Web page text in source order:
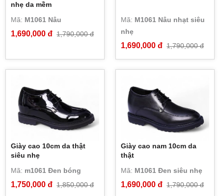
nhẹ da mềm
Mã: M1061 Nâu
1,690,000 đ 1,790,000 đ
Mã: M1061 Nâu nhạt siêu
nhẹ
1,690,000 đ 1,790,000 đ
Giày cao 10cm da thật
siêu nhẹ
Mã: m1061 Đen bóng
1,750,000 đ 1,850,000 đ
Giày cao nam 10cm da
thật
Mã: M1061 Đen siêu nhẹ
1,690,000 đ 1,790,000 đ